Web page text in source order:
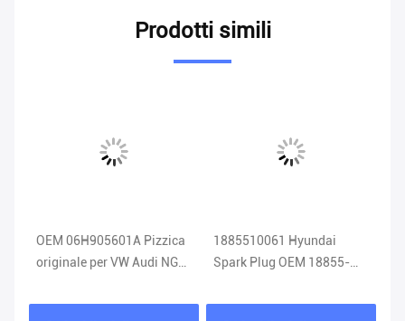
Prodotti simili
OEM 06H905601A Pizzica
originale per VW Audi NGK
1885510061 Hyundai
Spark Plug OEM 18855-
accensione auto